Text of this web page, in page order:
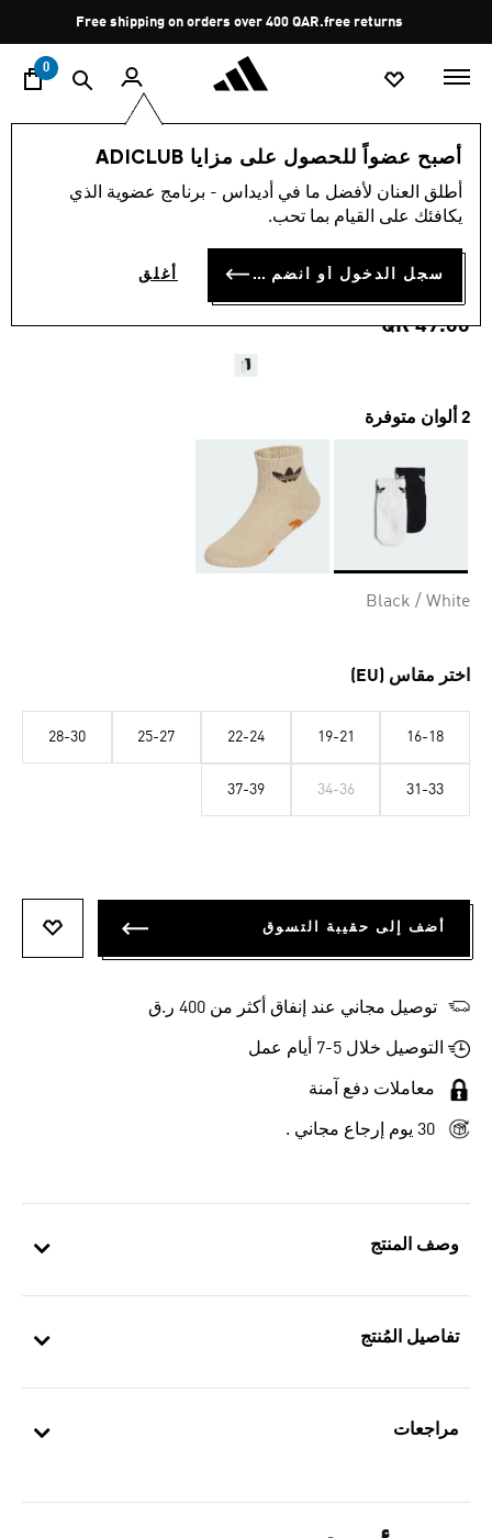
Pause
promotion
rotation
Free shipping on orders over 400 QAR.free returns
0
أصبح عضواً للحصول على مزايا ADICLUB
أطلق العنان لأفضل ما في أديداس - برنامج عضوية الذي
يكافئك على القيام بما تحب.
سجل الدخول أو انضم الآن أغلق
وصف المنتج
تفاصيل المُنتج
مراجعات
الأطفال إكسسوارات
متوسط
قيمة
4.8
5
نجوم.
4.8 (103)
زوجان من الجوارب المقاومة
للانزلاق للأطفال
QR 49.00
2 ألوان متوفرة
Black / White
اختر مقاس (EU)
16-18
19-21
22-24
25-27
28-30
31-33
34-36
37-39
أضف إلى حقيبة التسوق
توصيل مجاني عند إنفاق أكثر من 400 ر.ق
التوصيل خلال 5-7 أيام عمل
معاملات دفع آمنة